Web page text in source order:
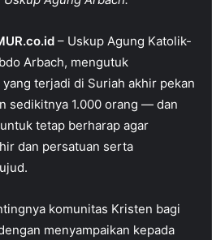
– Uskup Agung Katolik-
Arbach, mengutuk
terjadi di Suriah akhir pekan
sedikitnya 1.000 orang — dan
tetap berharap agar
dan persatuan serta
komunitas Kristen bagi
menyampaikan kepada